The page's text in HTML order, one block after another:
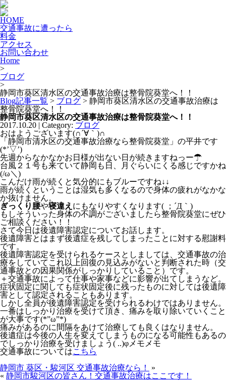
HOME
交通事故に遭ったら
料金
アクセス
お問い合わせ
Home
>
ブログ
>
静岡市葵区清水区の交通事故治療は整骨院葵堂へ！！
Blog記事一覧 > ブログ > 静岡市葵区清水区の交通事故治療は
整骨院葵堂へ！！
静岡市葵区清水区の交通事故治療は整骨院葵堂へ！！
2017.10.20 | Category: ブログ
おはようございます(∩´∀｀)∩
「静岡市清水区の交通事故治療なら整骨院葵堂」の平井です
(*’▽’)
先週からなかなかお日様が出ない日が続きますねっー☂
台風２１号も来ていて静岡も日、月ぐらいにくる感じですかね
(/ω＼)
こんだけ雨が続くと気分的にもブルーですね↓↓
雨が続くということは湿気も多くなるので身体の疲れがなかな
か抜けません。
ぎっくり腰や寝違え にもなりやすくなります( ；´Д｀)
もしそういった身体の不調がございましたら整骨院葵堂にぜひ
ご相談ください！！
さて今日は後遺障害認定についてお話します。
後遺障害とはまず後遺症を残してしまったことに対する慰謝料
です。
後遺障害認定を受けられるケースとしましては、交通事故の治
療をしていてこれ以上回復の見込みがないと判断された時（交
通事故との因果関係がしっかりしていること）です。
＋交通事故によって仕事や家事などに影響が出てしまうなど。
症状固定に関しても症状固定後に残ったものに対しては後遺障
害として認定されることもあります。
しかし全員が後遺障害認定を受けられるわけではありません。
一番はしっかり治療を受けて頂き、痛みを取り除いていくこと
が大事です(*”ω”*)
痛みがあるのに間隔をあけて治療しても良くはなりません。
後遺症は今後の人生を変えてしまうものになる可能性もあるの
でしっかり治療を受けましょう( ..)φメモメモ
交通事故についてはこちら
静岡市 葵区・駿河区 交通事故治療なら！
»
« 静岡市駿河区の皆さん！交通事故治療はここです！